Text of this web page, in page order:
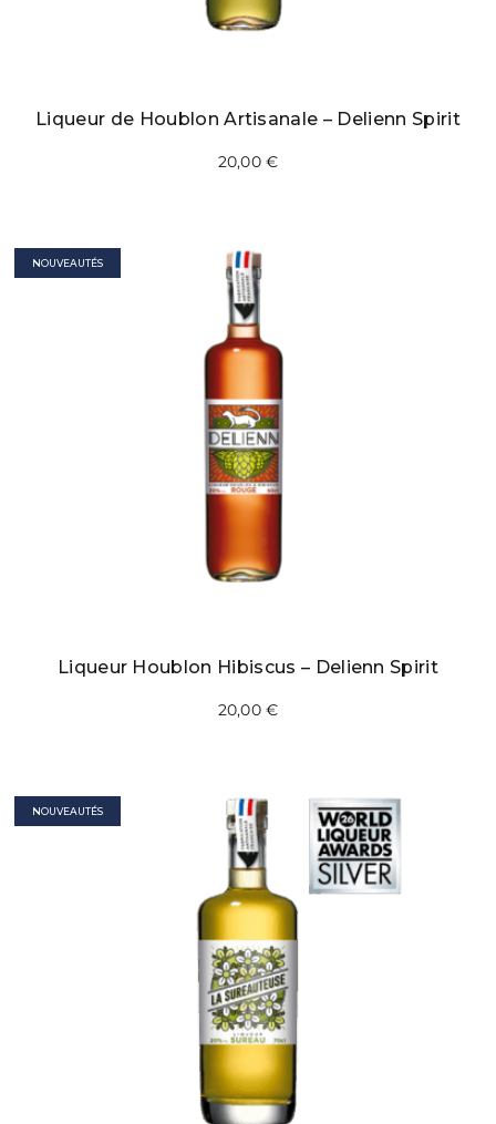
Liqueur de Houblon Artisanale – Delienn Spirit
20,00€
NOUVEAUTÉS
Liqueur Houblon Hibiscus – Delienn Spirit
20,00€
NOUVEAUTÉS